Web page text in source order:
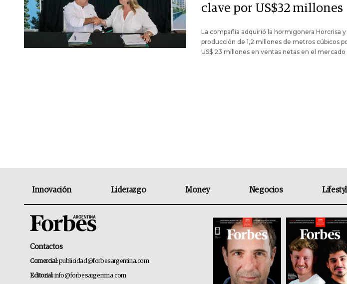
clave por US$32 millones
La compañia adquirió la hormigonera Horcrisa
producción de 1,2 millones de metros cúbicos
US$ 23 millones en ventas netas en el
Innovación Liderazgo Money Negocios
Contactos
Comercial:publicidad@forbesargentina.com
Editorial:info@forbesargentina.com